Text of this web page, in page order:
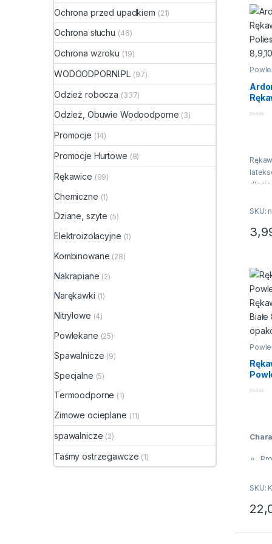
Y
►
kości
palce
►
►
►
ISO
► CE,
►
i
2242
SKU:
Ten
SKU:
Ten
Ochrona przed upadkiem (21)
Ochrona słuchu (46)
Ochrona wzroku (19)
WODOODPORNI.PL (97)
Odzież robocza (337)
Odzież, Obuwie Wodoodporne (3)
Promocje (14)
Promocje Hurtowe (8)
Rękawice (99)
Chemiczne (1)
Dziane, szyte (5)
Elektroizolacyjne (1)
Kombinowane (28)
Nakrapiane (2)
Narękawki (1)
Nitrylowe (4)
Powlekane (25)
Spawalnicze (9)
Specjalne (5)
Termoodporne (1)
Zimowe ocieplane (11)
spawalnicze (2)
Taśmy ostrzegawcze (1)